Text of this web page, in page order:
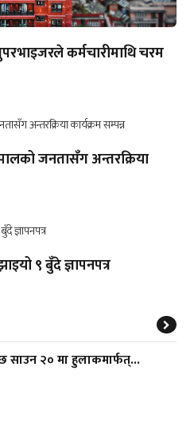
कर्मचारीमाथि चरम
जनतासँग अन्तरक्रिया
९ बुँदे ज्ञापनपत्र
साउन २० मा हुलाकमार्फत्...